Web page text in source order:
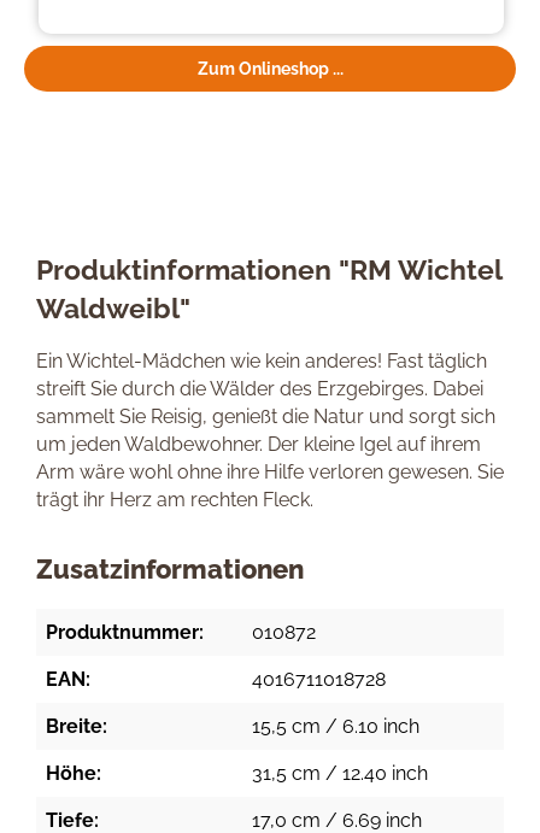
Zum Onlineshop ...
Produktinformationen "RM Wichtel
Waldweibl"
Ein Wichtel-Mädchen wie kein anderes! Fast täglich
streift Sie durch die Wälder des Erzgebirges. Dabei
sammelt Sie Reisig, genießt die Natur und sorgt sich
um jeden Waldbewohner. Der kleine Igel auf ihrem
Arm wäre wohl ohne ihre Hilfe verloren gewesen. Sie
trägt ihr Herz am rechten Fleck.
Zusatzinformationen
Produktnummer: 010872
EAN: 4016711018728
Breite: 15,5 cm / 6.10 inch
Höhe: 31,5 cm / 12.40 inch
Tiefe: 17,0 cm / 6.69 inch